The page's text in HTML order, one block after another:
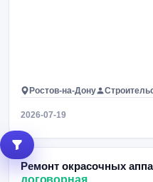
Ростов-на-Дону
2026-07-19
Ремонт окрасочных
договорная